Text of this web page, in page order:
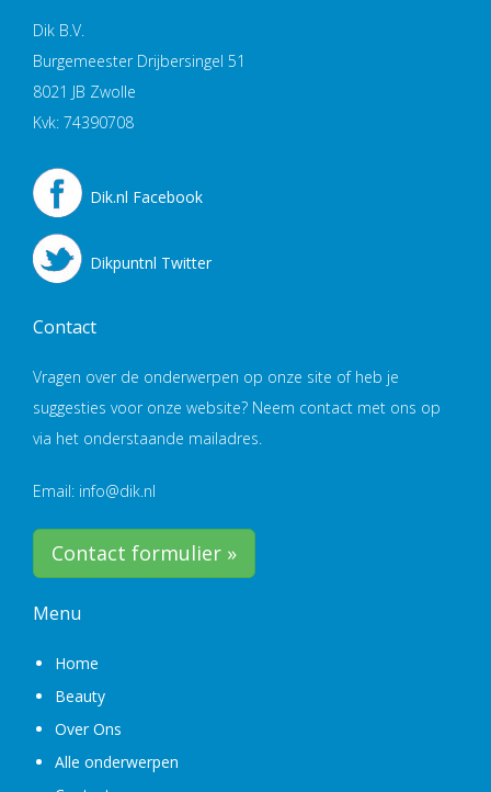
Dik B.V.
Burgemeester Drijbersingel 51
8021 JB Zwolle
Kvk: 74390708
Dik.nl Facebook
Dikpuntnl Twitter
Contact
Vragen over de onderwerpen op onze site of heb je
suggesties voor onze website? Neem contact met ons op
via het onderstaande mailadres.
Email: info@dik.nl
Contact formulier »
Menu
Home
Beauty
Over Ons
Alle onderwerpen